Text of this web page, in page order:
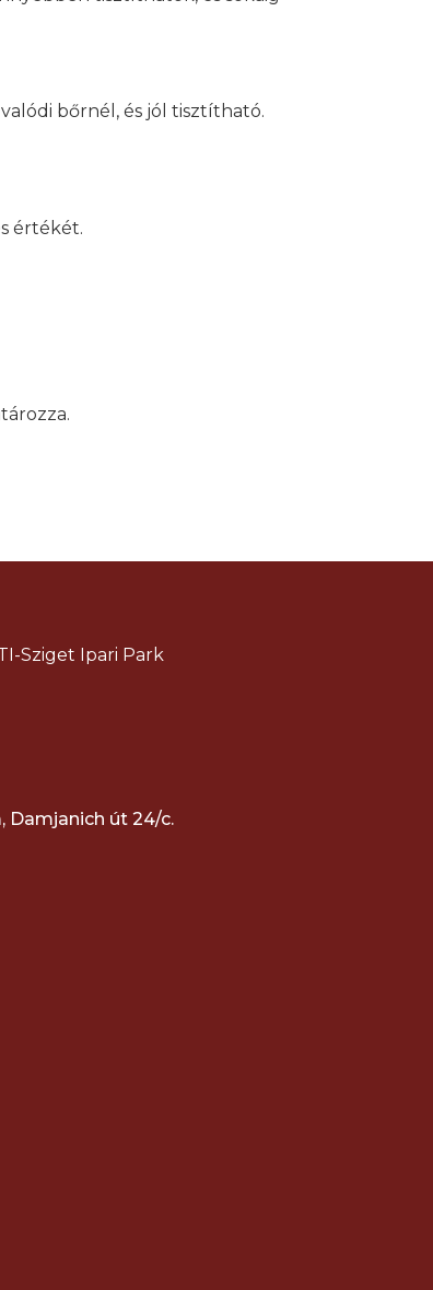
bőrnél, és jól tisztítható.
értékét.
Sziget Ipari Park
Damjanich út 24/c.